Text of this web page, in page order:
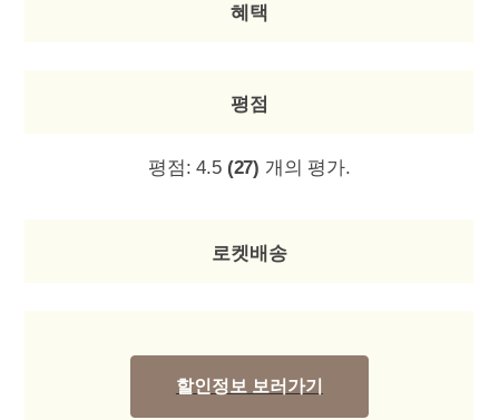
혜택
평점
평점:4.5 (27) 개의 평가.
로켓배송
할인정보 보러가기